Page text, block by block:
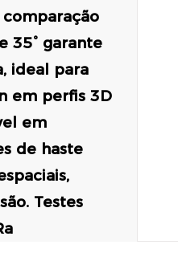
35° garante
ideal para
em perfis 3D
em
de haste
Testes